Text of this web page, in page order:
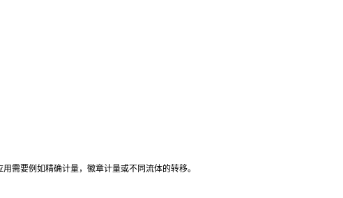
需要例如精确计量，徽章计量或不同流体的转移。